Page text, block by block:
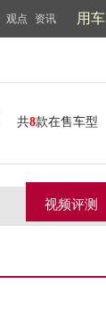
观点 资讯 用车
共8款在售车型
视频评测